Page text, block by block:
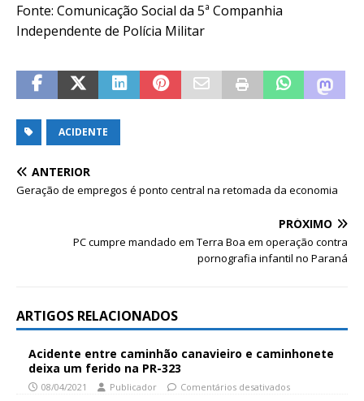
Fonte: Comunicação Social da 5ª Companhia
Independente de Polícia Militar
ACIDENTE
ANTERIOR
Geração de empregos é ponto central na retomada da economia
PRÓXIMO
PC cumpre mandado em Terra Boa em operação contra
pornografia infantil no Paraná
ARTIGOS RELACIONADOS
Acidente entre caminhão canavieiro e caminhonete
deixa um ferido na PR-323
08/04/2021 Publicador Comentários desativados